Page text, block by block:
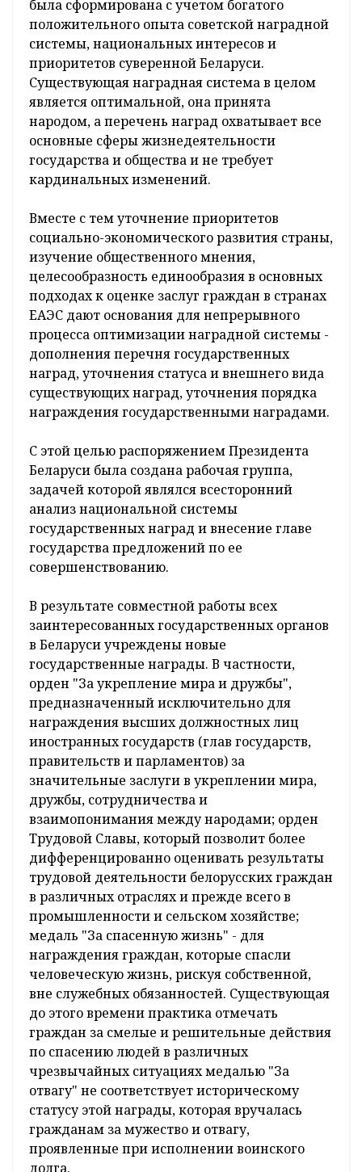
была сформирована с учетом богатого
положительного опыта советской наградной
системы, национальных интересов и
приоритетов суверенной Беларуси.
Существующая наградная система в целом
является оптимальной, она принята
народом, а перечень наград охватывает все
основные сферы жизнедеятельности
государства и общества и не требует
кардинальных изменений.
Вместе с тем уточнение приоритетов
социально-экономического развития страны,
изучение общественного мнения,
целесообразность единообразия в основных
подходах к оценке заслуг граждан в странах
ЕАЭС дают основания для непрерывного
процесса оптимизации наградной системы -
дополнения перечня государственных
наград, уточнения статуса и внешнего вида
существующих наград, уточнения порядка
награждения государственными наградами.
С этой целью распоряжением Президента
Беларуси была создана рабочая группа,
задачей которой являлся всесторонний
анализ национальной системы
государственных наград и внесение главе
государства предложений по ее
совершенствованию.
В результате совместной работы всех
заинтересованных государственных органов
в Беларуси учреждены новые
государственные награды. В частности,
орден "За укрепление мира и дружбы",
предназначенный исключительно для
награждения высших должностных лиц
иностранных государств (глав государств,
правительств и парламентов) за
значительные заслуги в укреплении мира,
дружбы, сотрудничества и
взаимопонимания между народами; орден
Трудовой Славы, который позволит более
дифференцированно оценивать результаты
трудовой деятельности белорусских граждан
в различных отраслях и прежде всего в
промышленности и сельском хозяйстве;
медаль "За спасенную жизнь" - для
награждения граждан, которые спасли
человеческую жизнь, рискуя собственной,
вне служебных обязанностей. Существующая
до этого времени практика отмечать
граждан за смелые и решительные действия
по спасению людей в различных
чрезвычайных ситуациях медалью "За
отвагу" не соответствует историческому
статусу этой награды, которая вручалась
гражданам за мужество и отвагу,
проявленные при исполнении воинского
долга.